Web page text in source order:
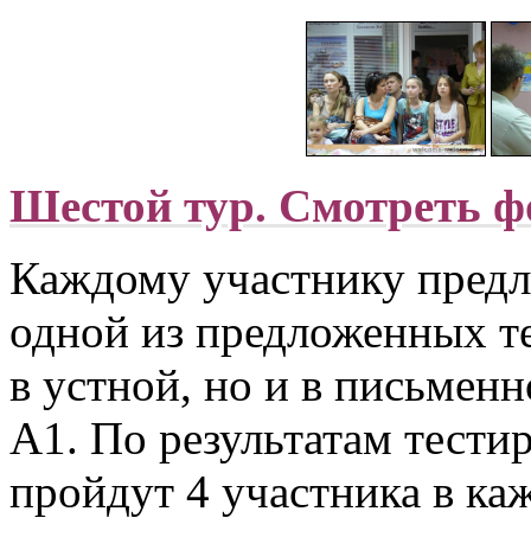
Шестой тур. Смотреть
Каждому участнику
одной из предложенных
в устной, но и в
А1. По результатам
пройдут 4 участника в